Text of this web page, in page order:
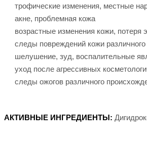
трофические изменения, местные
акне, проблемная кожа
возрастные изменения кожи, потеря
следы повреждений кожи
шелушение, зуд, воспалительные
уход после агрессивных
следы ожогов различного
АКТИВНЫЕ ИНГРЕДИЕНТЫ: